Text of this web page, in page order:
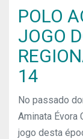
POLO
JOGO
14
No passado
Aminata Évora
jogo desta